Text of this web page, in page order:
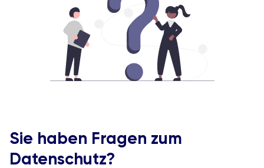
Sie haben Fragen zum
Datenschutz?